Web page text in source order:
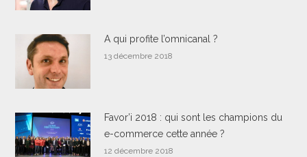
A qui profite l’omnicanal ?
13 décembre 2018
Favor’i 2018 : qui sont les champions du
e-commerce cette année ?
12 décembre 2018